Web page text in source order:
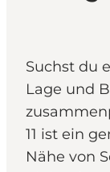
Inspiration
Suchst du
Lage und
11 ist ein
Nähe von